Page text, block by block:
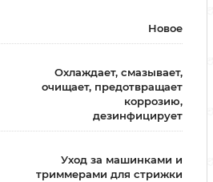
Новое
Охлаждает, смазывает,
очищает, предотвращает
коррозию,
дезинфицирует
Уход за машинками и
триммерами для стрижки